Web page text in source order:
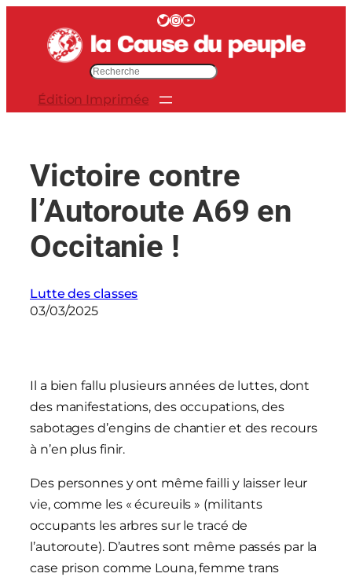
contenu
Twitter InstagramYouTube
c
r
Édition Imprimée
Victoire contre
l’Autoroute A69 en
Occitanie !
Lutte des classes
03/03/2025
Il a bien fallu plusieurs années de luttes, dont
des manifestations, des occupations, des
sabotages d’engins de chantier et des recours
à n’en plus finir.
Des personnes y ont même failli y laisser leur
vie, comme les « écureuils » (militants
occupants les arbres sur le tracé de
l’autoroute). D’autres sont même passés par la
case prison comme Louna, femme trans